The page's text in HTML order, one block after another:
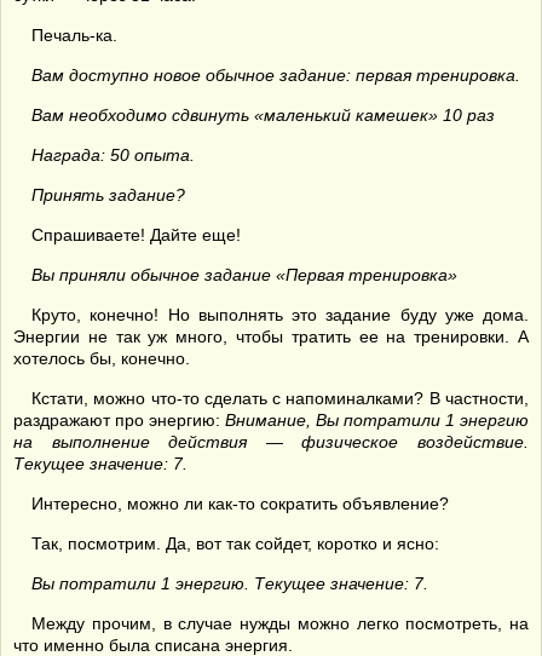
Печаль-ка.
Вам доступно новое обычное задание: первая тренировка.
Вам необходимо сдвинуть «маленький камешек» 10 раз
Награда: 50 опыта.
Принять задание?
Спрашиваете! Дайте еще!
Вы приняли обычное задание «Первая тренировка»
Круто, конечно! Но выполнять это задание буду уже дома.
Энергии не так уж много, чтобы тратить ее на тренировки. А
хотелось бы, конечно.
Кстати, можно что-то сделать с напоминалками? В частности,
раздражают про энергию: Внимание, Вы потратили 1 энергию
на выполнение действия — физическое воздействие.
Текущее значение: 7.
Интересно, можно ли как-то сократить объявление?
Так, посмотрим. Да, вот так сойдет, коротко и ясно:
Вы потратили 1 энергию. Текущее значение: 7.
Между прочим, в случае нужды можно легко посмотреть, на
что именно была списана энергия.